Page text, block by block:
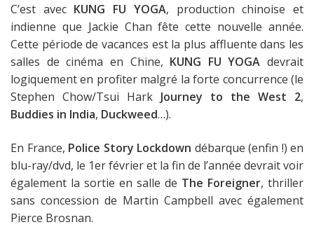
C’est avec KUNG FU YOGA, production chinoise et
indienne que Jackie Chan fête cette nouvelle année.
Cette période de vacances est la plus affluente dans les
salles de cinéma en Chine, KUNG FU YOGA devrait
logiquement en profiter malgré la forte concurrence (le
Stephen Chow/Tsui Hark Journey to the West 2,
Buddies in India, Duckweed…).
En France, Police Story Lockdown débarque (enfin !) en
blu-ray/dvd, le 1er février et la fin de l’année devrait voir
également la sortie en salle de The Foreigner, thriller
sans concession de Martin Campbell avec également
Pierce Brosnan.